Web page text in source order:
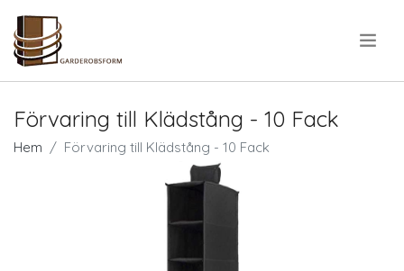
Förvaring till Klädstång - 10 Fack
Hem Förvaring till Klädstång - 10 Fack